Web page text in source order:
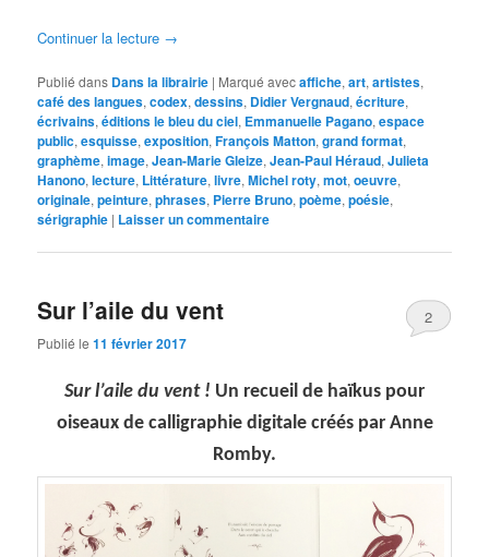
Continuer la lecture →
Publié dans Dans la librairie | Marqué avecaffiche,art,artistes,
café des langues,codex,dessins, Didier Vergnaud,écriture,
écrivains,éditions le bleu du ciel, Emmanuelle Pagano,espace
public,esquisse,exposition,François Matton,grand format,
graphème,image,Jean-Marie Gleize,Jean-Paul Héraud,Julieta
Hanono,lecture, Littérature,livre,Michel roty,mot,oeuvre,
originale,peinture,phrases, Pierre Bruno,poème,poésie,
sérigraphie | Laisser un commentaire
Sur l’aile du vent
Publié le11 février 2017
2
Sur l’aile du vent ! Un recueil de haïkus pour
oiseaux de calligraphie digitale créés par Anne
Romby.